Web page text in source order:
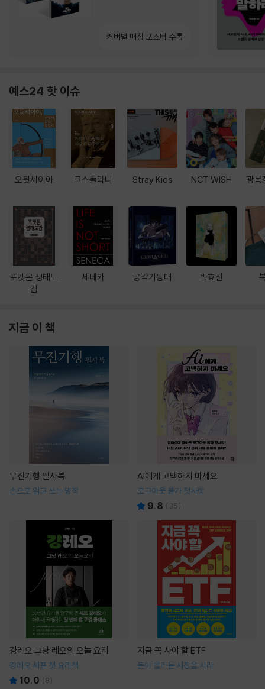
커버별 매칭 포스터 수록
예스24 핫 이슈
오뒷세이아
포켓몬 생태도
감
코스톨라니
세네카
Stray Kids
공각기동대
NCT WISH
박효신
광복
지금 이 책
무진기행 필사북
손으로 읽고 쓰는 명작
AI에게 고백하지 마세요
로그아웃 불가 첫사랑
9.8 ( 35)
걍레오 그냥 레오의 오늘 요리
강레오 셰프 첫 요리책
10.0 (8)
지금 꼭 사야 할 ETF
돈이 몰리는 시장을 사라